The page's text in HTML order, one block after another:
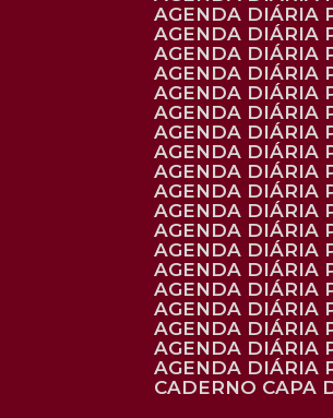
AGENDA DIÁRIA
AGENDA DIÁRIA
AGENDA DIÁRIA
AGENDA DIÁRIA
AGENDA DIÁRIA
AGENDA
AGENDA
AGENDA DIÁRIA
AGENDA DIÁRIA
AGENDA DIÁRIA
AGENDA
AGENDA
AGENDA DIÁRIA
AGENDA
AGENDA
AGENDA
AGENDA
AGENDA DIÁRIA
AGENDA DIÁRIA
CADERNO CAPA